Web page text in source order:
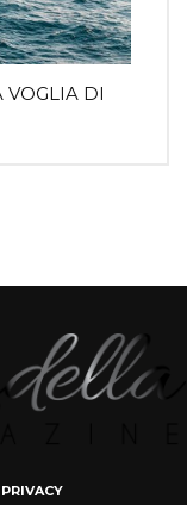
VOGLIA DI
PRIVACY